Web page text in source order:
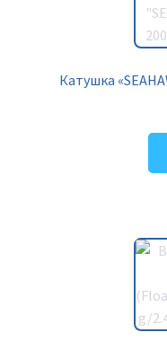
Катушка